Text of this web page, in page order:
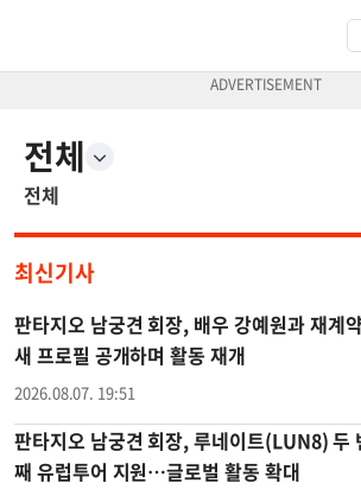
전체
전체
최신기사
판타지오 남궁견 회장, 배우 강예원과 재계
새 프로필 공개하며 활동 재개
2026.08.07. 19:51
판타지오 남궁견 회장, 루네이트(LUN8) 두
째 유럽투어 지원…글로벌 활동 확대